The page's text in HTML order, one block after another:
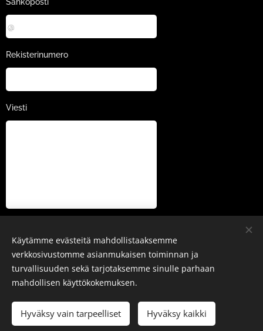
Sähköposti
Rekisterinumero
Viesti
Images provided byPexels
Powered byWebnode Cookies
Käytämme evästeitä mahdollistaaksemme
verkkosivustomme asianmukaisen toiminnan ja
turvallisuuden sekä tarjotaksemme sinulle parhaan
mahdollisen käyttökokemuksen.
Hyväksy vain tarpeelliset Hyväksy kaikki